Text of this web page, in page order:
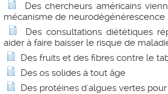
Des chercheurs américains
mécanisme de
Des consultations diététiques
aider à faire baisser le risque de
Des fruits et des fibres contre le
Des os solides à tout âge
Des protéines d'algues vertes